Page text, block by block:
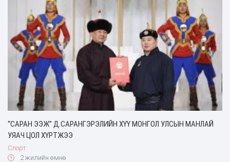
“САРАН ЭЭЖ” Д.САРАНГЭРЭЛИЙН ХҮҮ МОНГОЛ УЛСЫН МАНЛАЙ
УЯАЧ ЦОЛ ХҮРТЖЭЭ
Спорт
2 жилийн өмнө